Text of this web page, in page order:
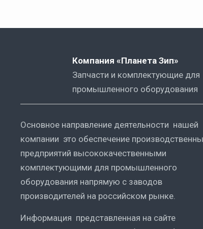
Компания «Планета Зип»
Запчасти и комплектующие для
промышленного оборудования
Основное направление деятельности нашей
компании это обеспечение
предприятий высококачественными
комплектующими для промышленного
оборудования напрямую с заводов
производителей на российском рынке.
Информация представленная на сайте